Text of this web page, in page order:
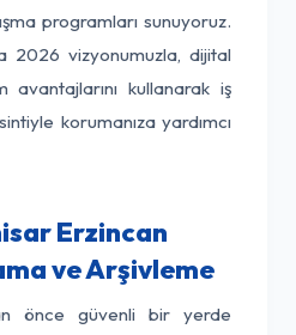
programları sunuyoruz.
2026 vizyonumuzla, dijital
avantajlarını kullanarak iş
korumanıza yardımcı
Erzincan
ve Arşivleme
önce güvenli bir yerde